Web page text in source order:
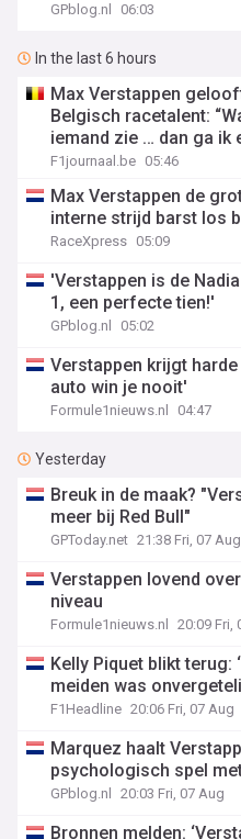
GPblog.nl 06:03
In the last 6 hours
Max Verstappen
Belgisch racetalent:
iemand zie … dan ga ik
F1journaal.be 05:46
Max Verstappen de
interne strijd barst los
RaceXpress 05:09
'Verstappen is de
1, een perfecte tien!'
GPblog.nl 05:02
Verstappen krijgt
auto win je nooit'
Formule1nieuws.nl 04:47
Yesterday
Breuk in de maak?
meer bij Red Bull"
GPToday.net 21:38 Fri, 07 Aug
Verstappen lovend
niveau
Formule1nieuws.nl 20:09 Fri,
Kelly Piquet blikt terug:
meiden was
F1Headline 20:06 Fri, 07 Aug
Marquez haalt
psychologisch spel
GPblog.nl 20:03 Fri, 07 Aug
Bronnen melden: